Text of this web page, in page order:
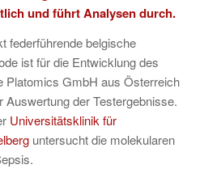
und führt Analysen durch.
federführende belgische
ist für die Entwicklung des
Platomics GmbH aus Österreich
Auswertung der Testergebnisse.
Universitätsklinik für
untersucht die molekularen